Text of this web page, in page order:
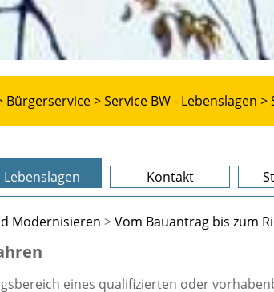
Bürgerservice >Service BW - Lebenslagen >
Lebenslagen Kontakt
Modernisieren >Vom Bauantrag bis zum
eines qualifizierten oder